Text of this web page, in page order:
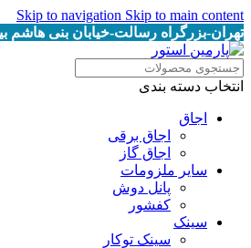
Skip to navigation Skip to main content
تهران-بزرگراه رسالت-خیابان بنی هاشم بین
انتخاب دسته بندی
اجاق
اجاق برقى
اجاق گاز
سایر ملزومات
پانل دوش
کفشور
سینک
سینک توکار